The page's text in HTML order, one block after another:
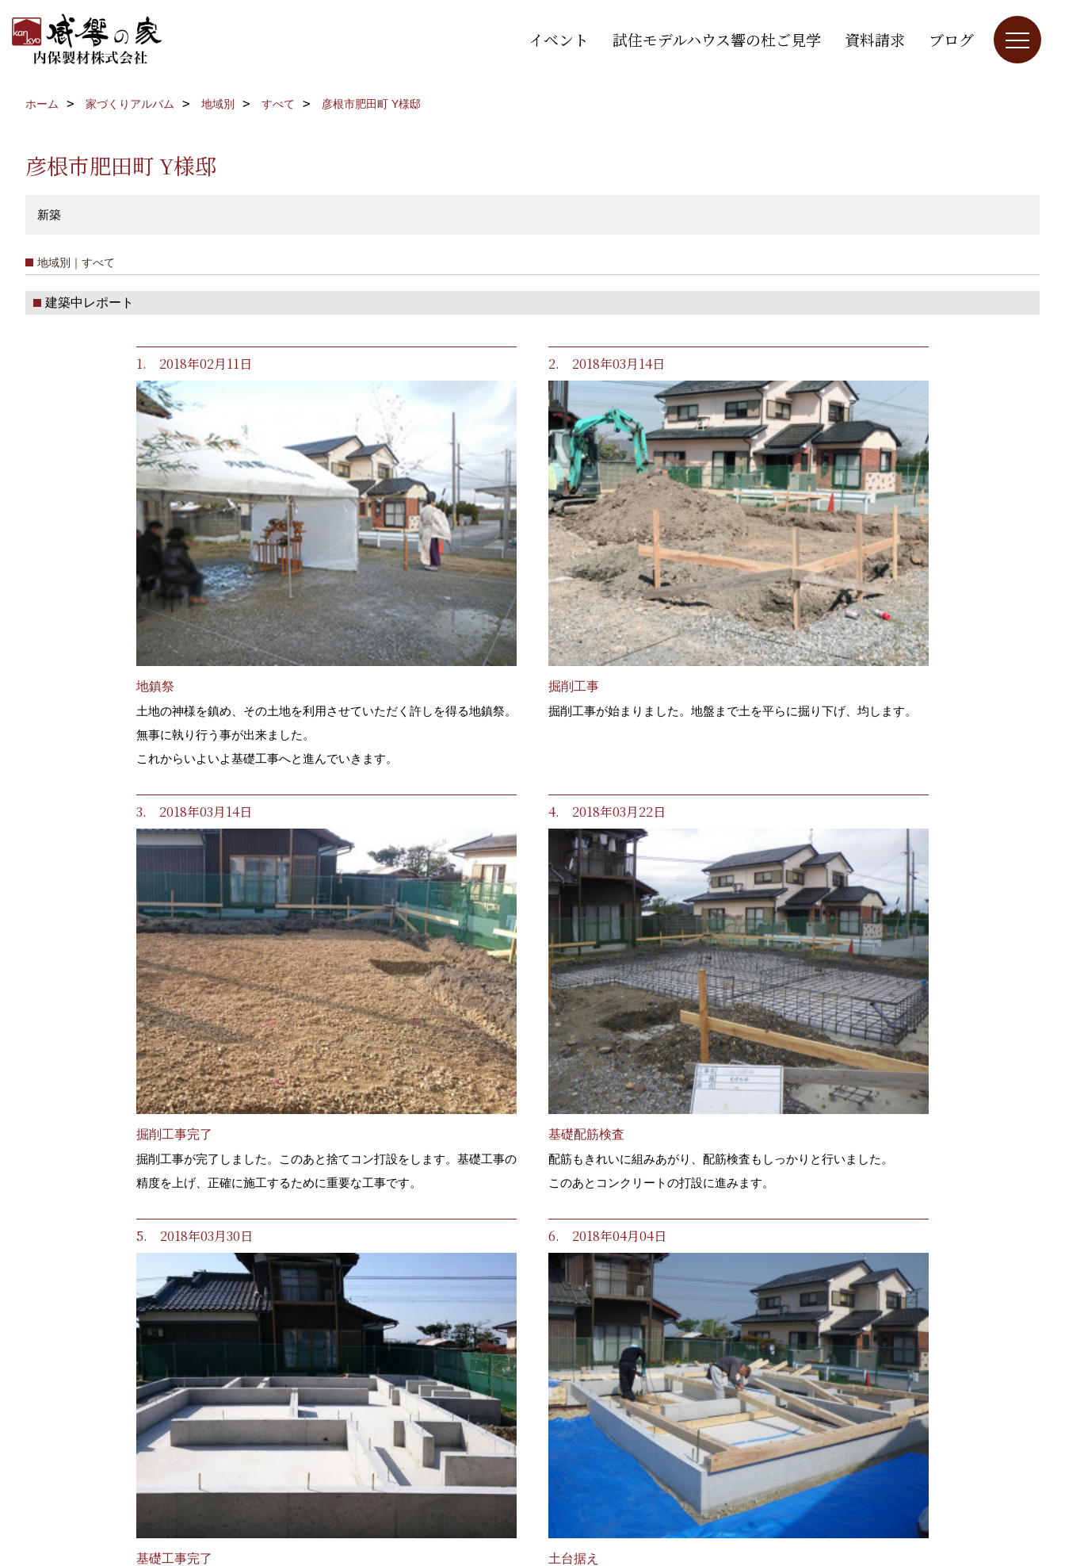
イベント 試住モデルハウス響の杜ご見学 資料請求 ブログ
ホーム 家づくりアルバム 地域別 すべて 彦根市肥田町 Y様邸
彦根市肥田町 Y様邸
新築
地域別｜すべて
建築中レポート
1. 2018年02月11日
地鎮祭
土地の神様を鎮め、その土地を利用させていただく許しを得る地鎮祭。
無事に執り行う事が出来ました。
これからいよいよ基礎工事へと進んでいきます。
2. 2018年03月14日
掘削工事
掘削工事が始まりました。地盤まで土を平らに掘り下げ、均します。
3. 2018年03月14日
掘削工事完了
掘削工事が完了しました。このあと捨てコン打設をします。基礎工事の
精度を上げ、正確に施工するために重要な工事です。
4. 2018年03月22日
基礎配筋検査
配筋もきれいに組みあがり、配筋検査もしっかりと行いました。
このあとコンクリートの打設に進みます。
5. 2018年03月30日
基礎工事完了
6. 2018年04月04日
土台据え